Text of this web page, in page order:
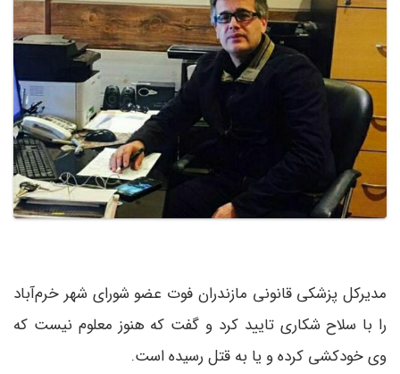
مدیرکل پزشکی قانونی مازندران فوت عضو شورای شهر خرم‌آباد
را با سلاح شکاری تایید کرد و گفت که هنوز معلوم نیست که
وی خودکشی کرده و یا به قتل رسیده است.